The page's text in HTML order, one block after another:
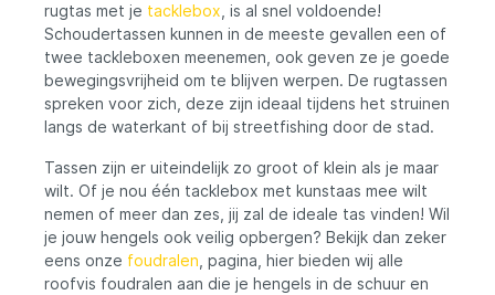
rugtas met je tacklebox , is al snel voldoende!
Schoudertassen kunnen in de meeste gevallen een of
twee tackleboxen meenemen, ook geven ze je goede
bewegingsvrijheid om te blijven werpen. De rugtassen
spreken voor zich, deze zijn ideaal tijdens het struinen
langs de waterkant of bij streetfishing door de stad.
Tassen zijn er uiteindelijk zo groot of klein als je maar
wilt. Of je nou één tacklebox met kunstaas mee wilt
nemen of meer dan zes, jij zal de ideale tas vinden! Wil
je jouw hengels ook veilig opbergen? Bekijk dan zeker
eens onze foudralen , pagina, hier bieden wij alle
roofvis foudralen aan die je hengels in de schuur en